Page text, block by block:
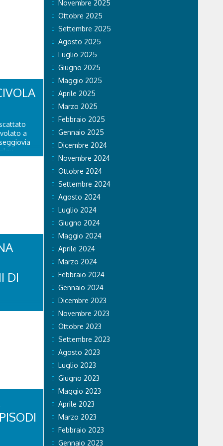
a
Falco 2
DI
sul
recano
Novembre 2025
Ottobre 2025
Settembre 2025
Agosto 2025
Luglio 2025
Giugno 2025
Maggio 2025
Aprile 2025
Marzo 2025
Febbraio 2025
Gennaio 2025
Dicembre 2024
Novembre 2024
Ottobre 2024
Settembre 2024
Agosto 2024
Luglio 2024
Giugno 2024
Maggio 2024
Aprile 2024
Marzo 2024
Febbraio 2024
Gennaio 2024
Dicembre 2023
Novembre 2023
Ottobre 2023
Settembre 2023
Agosto 2023
Luglio 2023
Giugno 2023
Maggio 2023
Aprile 2023
Marzo 2023
Febbraio 2023
Gennaio 2023